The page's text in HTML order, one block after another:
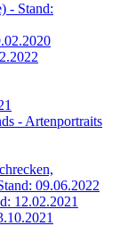
- Stand:
- Artenportraits
09.06.2022
12.02.2021